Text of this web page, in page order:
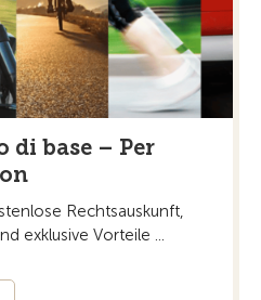
di base – Per
Rechtsauskunft,
exklusive Vorteile ...